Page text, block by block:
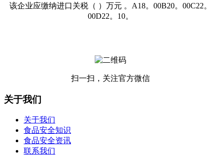
该企业应缴纳进口关税（ ）万元 。A18。00B20。00C22。
00D22。10。
扫一扫，关注官方微信
关于我们
关于我们
食品安全知识
食品安全资讯
联系我们